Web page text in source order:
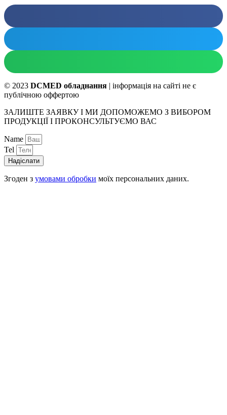
© 2023 DCMED обладнання | інформація на сайті не є
публічною оффертою
ЗАЛИШТЕ ЗАЯВКУ І МИ ДОПОМОЖЕМО З ВИБОРОМ
ПРОДУКЦІЇ І ПРОКОНСУЛЬТУЄМО ВАС
Name
Tel
Надіслати
Згоден з умовами обробки моїх персональних даних.